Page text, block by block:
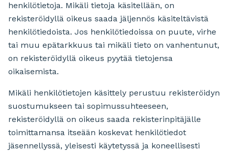
henkilötietoja. Mikäli tietoja käsitellään, on
rekisteröidyllä oikeus saada jäljennös käsiteltävistä
henkilötiedoista. Jos henkilötiedoissa on puute, virhe
tai muu epätarkkuus tai mikäli tieto on vanhentunut,
on rekisteröidyllä oikeus pyytää tietojensa
oikaisemista.
Mikäli henkilötietojen käsittely perustuu rekisteröidyn
suostumukseen tai sopimussuhteeseen,
rekisteröidyllä on oikeus saada rekisterinpitäjälle
toimittamansa itseään koskevat henkilötiedot
jäsennellyssä, yleisesti käytetyssä ja koneellisesti